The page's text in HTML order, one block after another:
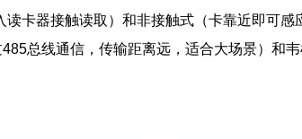
卡器接触读取）和非接触式（卡靠近即可感
总线通信，传输距离远，适合大场景）和